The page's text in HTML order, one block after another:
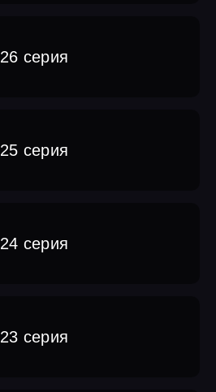
26 серия
25 серия
24 серия
23 серия